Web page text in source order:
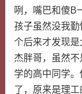
咧，嘴巴和傻B
孩子虽然没我
个后来才发现是
杰胖哥，虽然
学的高中同学
了，原来是理